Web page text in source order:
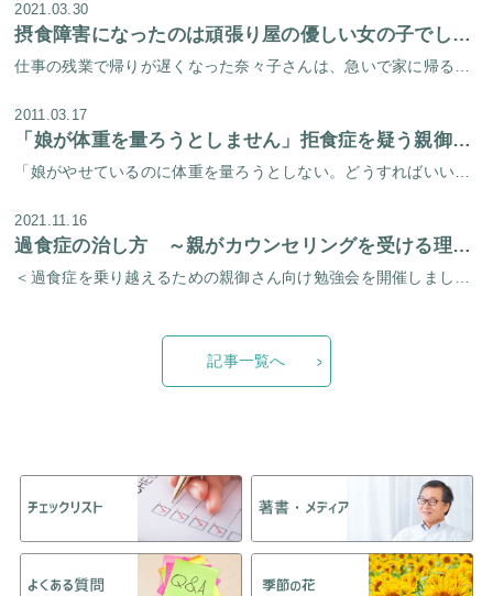
2021.03.30
摂食障害になったのは頑張り屋の優しい女の子でした１【実話 小説】
仕事の残業で帰りが遅くなった奈々子さんは、急いで家に帰ると、息をつく暇もなくまた家を飛び出していきました。 向かった先は、スポーツジムです。 どんなに疲れていても、週に二度プールで泳ぎます。また、暑い日でも雨が降っていて […]
2011.03.17
「娘が体重を量ろうとしません」拒食症を疑う親御さんへのQ＆A
「娘がやせているのに体重を量ろうとしない。どうすればいいの？」 淀屋橋心理療法センターには、こういった質問が親御さんから多く寄せられます。 お子さんの体重を知ることは、拒食症かどうかを判断するうえでとても重要です。 ここ […]
2021.11.16
過食症の治し方 ～親がカウンセリングを受ける理由～
＜過食症を乗り越えるための親御さん向け勉強会を開催しました！＞ 秋が深まり金木犀の香り漂う１１月２日（火）に「過食症を乗り越えるための親御さん向け勉強会」を開催しました。 当センターでは以前より、「摂食障害を乗り越えるた […]
記事一覧へ